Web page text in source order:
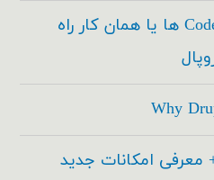
کدسازها ، Code Builder ها یا همان کار راه
Why